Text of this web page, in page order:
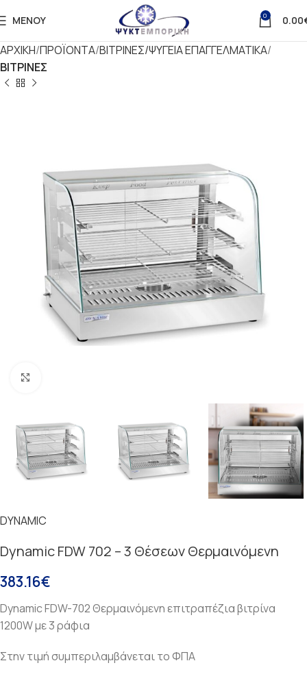
ΜΕΝΟΎ 0 0.00
ΑΡΧΙΚΗ ΠΡΟΪΟΝΤΑ ΒΙΤΡΙΝΕΣ/ΨΥΓΕΙΑ ΕΠΑΓΓΕΛΜΑΤΙΚΑ
ΒΙΤΡΙΝΕΣ
DYNAMIC
Dynamic FDW 702 – 3 Θέσεων Θερμαινόμενη
383.16€
Dynamic FDW-702 Θερμαινόμενη επιτραπέζια βιτρίνα
1200W με 3 ράφια
Στην τιμή συμπεριλαμβάνεται το ΦΠΑ